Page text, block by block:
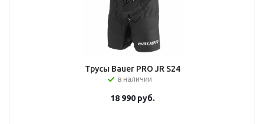
Трусы Bauer PRO JR S24
в наличии
18 990руб.